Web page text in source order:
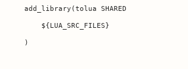
add_library(tolua SHARED
    ${LUA_SRC_FILES}
)